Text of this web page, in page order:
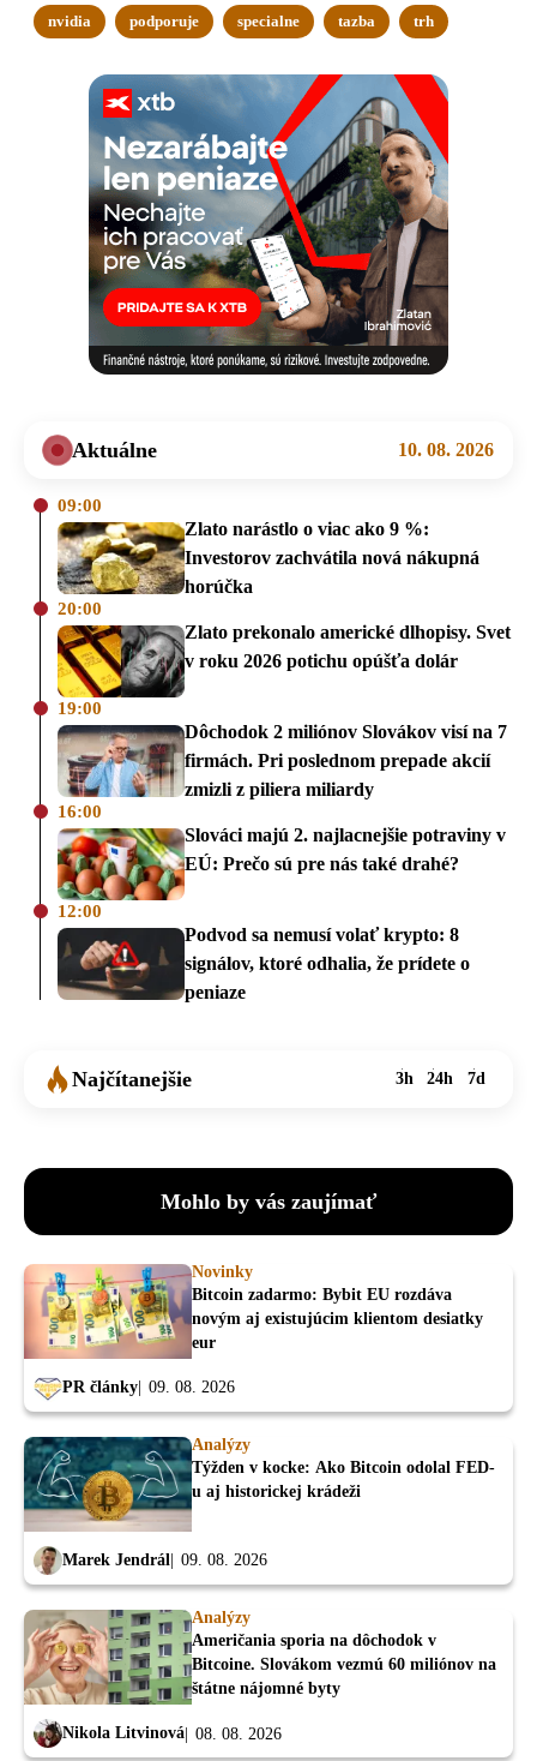
nvidia podporuje specialne tazba trh
Aktuálne 10. 08. 2026
09:00
Zlato narástlo o viac ako 9 %:
Investorov zachvátila nová nákupná
horúčka
20:00
Zlato prekonalo americké dlhopisy. Svet
v roku 2026 potichu opúšťa dolár
19:00
Dôchodok 2 miliónov Slovákov visí na 7
firmách. Pri poslednom prepade akcií
zmizli z piliera miliardy
16:00
Slováci majú 2. najlacnejšie potraviny v
EÚ: Prečo sú pre nás také drahé?
12:00
Podvod sa nemusí volať krypto: 8
signálov, ktoré odhalia, že prídete o
peniaze
Najčítanejšie 3h 24h 7d
Mohlo by vás zaujímať
Novinky
Bitcoin zadarmo: Bybit EU rozdáva
novým aj existujúcim klientom desiatky
eur
PR články 09. 08. 2026
Analýzy
Týžden v kocke: Ako Bitcoin odolal FED-
u aj historickej krádeži
Marek Jendrál 09. 08. 2026
Analýzy
Američania sporia na dôchodok v
Bitcoine. Slovákom vezmú 60 miliónov na
štátne nájomné byty
Nikola Litvinová 08. 08. 2026